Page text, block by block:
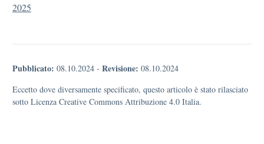
2025
Pubblicato: 08.10.2024 - Revisione: 08.10.2024
Eccetto dove diversamente specificato, questo articolo è stato rilasciato
sotto Licenza Creative Commons Attribuzione 4.0 Italia.